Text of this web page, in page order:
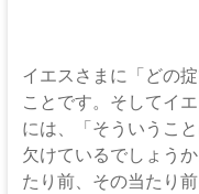
イエスさまに「どの
ことです。そしてイ
には、「そういうこ
欠けているでしょう
たり前、その当たり